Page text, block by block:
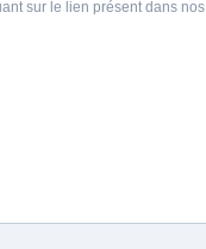
sur le lien présent dans nos